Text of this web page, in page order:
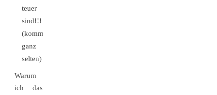
teuer
sind!!!
(kommentieren
ganz
selten)
Warum
ich das